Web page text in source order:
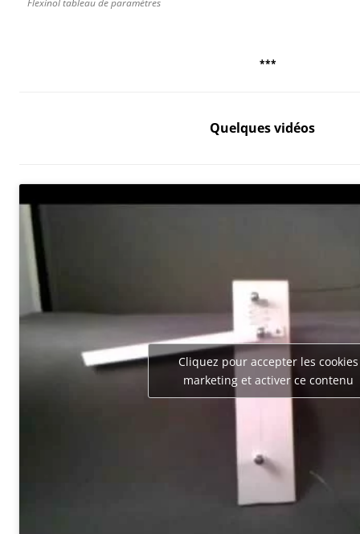
Flexinol tableau de paramètres
***
Quelques vidéos
Cliquez pour accepter les cookies
marketing et activer ce contenu